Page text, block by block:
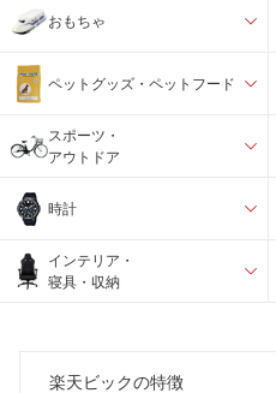
おもちゃ
ペットグッズ・ペットフード
スポーツ・
アウトドア
時計
インテリア・
寝具・収納
楽天ビックの特徴